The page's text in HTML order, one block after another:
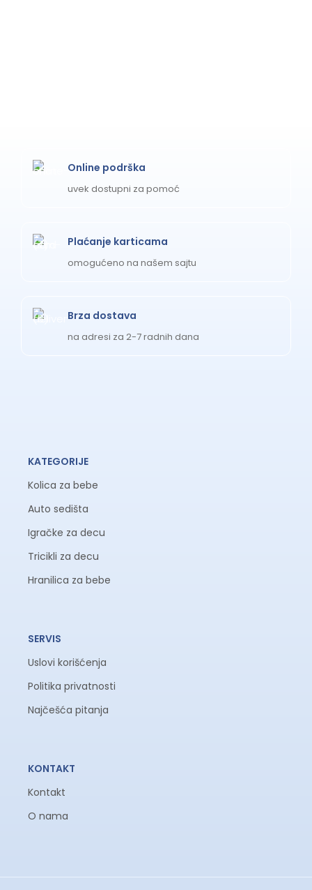
Online podrška
uvek dostupni za pomoć
Plaćanje karticama
omogućeno na našem sajtu
Brza dostava
na adresi za 2-7 radnih dana
KATEGORIJE
Kolica za bebe
Auto sedišta
Igračke za decu
Tricikli za decu
Hranilica za bebe
SERVIS
Uslovi korišćenja
Politika privatnosti
Najčešća pitanja
KONTAKT
Kontakt
O nama